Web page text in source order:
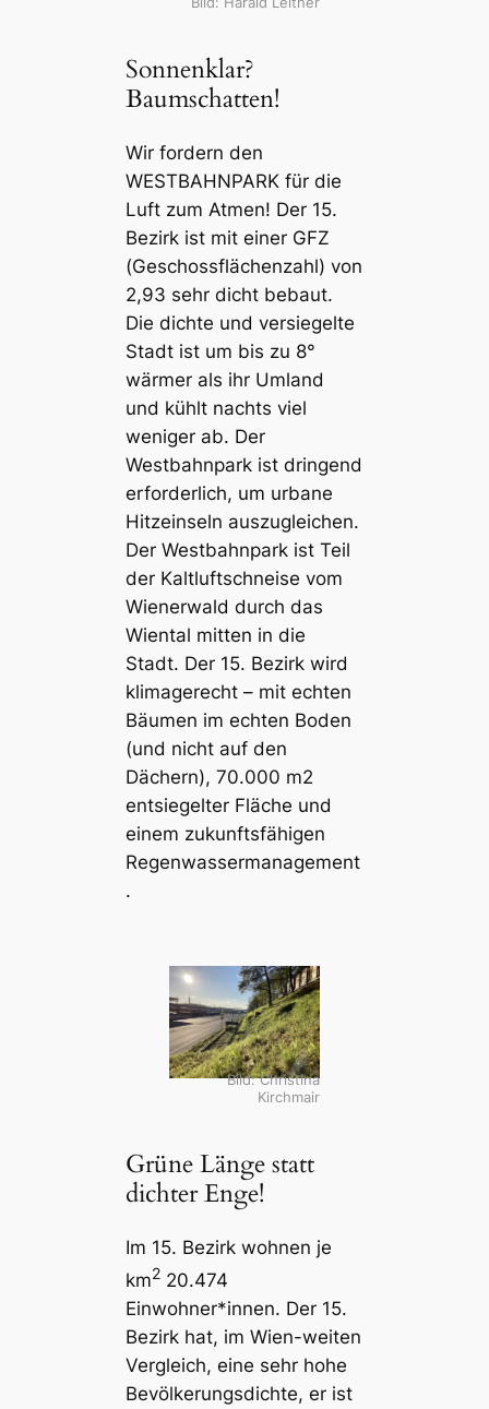
Sonnenklar?
Baumschatten!
Wir fordern den
WESTBAHNPARK für die
Luft zum Atmen! Der 15.
Bezirk ist mit einer GFZ
(Geschossflächenzahl) von
2,93 sehr dicht bebaut.
Die dichte und versiegelte
Stadt ist um bis zu 8°
wärmer als ihr Umland
und kühlt nachts viel
weniger ab. Der
Westbahnpark ist dringend
erforderlich, um urbane
Hitzeinseln auszugleichen.
Der Westbahnpark ist Teil
der Kaltluftschneise vom
Wienerwald durch das
Wiental mitten in die
Stadt. Der 15. Bezirk wird
klimagerecht – mit echten
Bäumen im echten Boden
(und nicht auf den
Dächern), 70.000 m2
entsiegelter Fläche und
einem zukunftsfähigen
Regenwassermanagement
.
Bild: Christina
Kirchmair
Grüne Länge statt
dichter Enge!
Im 15. Bezirk wohnen je
km2 20.474
Einwohner*innen. Der 15.
Bezirk hat, im Wien-weiten
Vergleich, eine sehr hohe
Bevölkerungsdichte, er ist